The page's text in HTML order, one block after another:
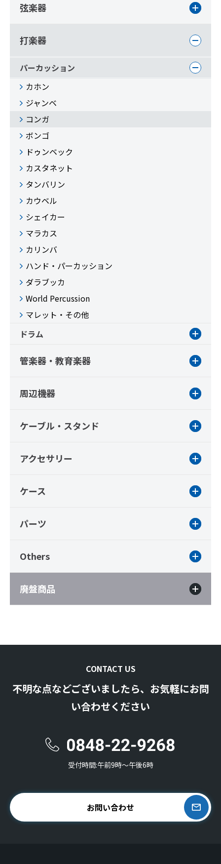
弦楽器
打楽器
パーカッション
カホン
ジャンベ
コンガ
ボンゴ
ドゥンベック
カスタネット
タンバリン
カウベル
シェイカー
マラカス
カリンバ
ハンド・パーカッション
ダラブッカ
World Percussion
マレット・その他
ドラム
管楽器・教育楽器
周辺機器
ケーブル・スタンド
アクセサリー
ケース
パーツ
Others
廃盤商品
CONTACT US
不明な点などございましたら、お気軽にお問
い合わせください
受付時間:午前9時〜午後6時
お問い合わせ